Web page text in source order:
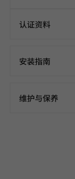
认证资料
安装指南
维护与保养